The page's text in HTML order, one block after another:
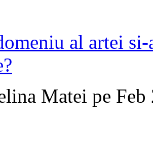
al artei
Matei pe Feb